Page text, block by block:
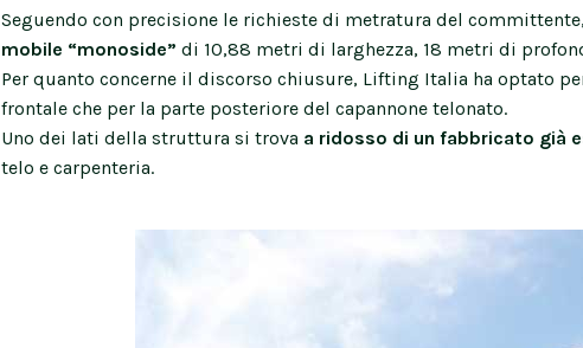
Seguendo con precisione le richieste di metratura del
mobile “monoside” di 10,88 metri di larghezza, 18 metri di
Per quanto concerne il discorso chiusure, Lifting Italia ha optato
frontale che per la parte posteriore del capannone telonato.
Uno dei lati della struttura si trova a ridosso di un fabbricato già
telo e carpenteria.